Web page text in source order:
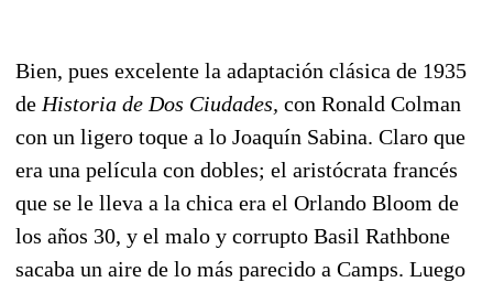
Bien, pues excelente la adaptación clásica de 1935
de Historia de Dos Ciudades, con Ronald Colman
con un ligero toque a lo Joaquín Sabina. Claro que
era una película con dobles; el aristócrata francés
que se le lleva a la chica era el Orlando Bloom de
los años 30, y el malo y corrupto Basil Rathbone
sacaba un aire de lo más parecido a Camps. Luego